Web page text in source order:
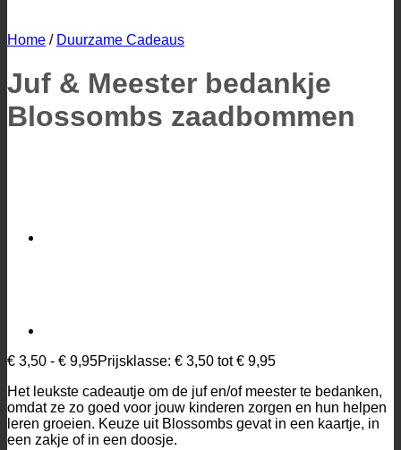
Home / Duurzame Cadeaus
Juf & Meester bedankje
Blossombs zaadbommen
€ 3,50 - € 9,95Prijsklasse: € 3,50 tot € 9,95
Het leukste cadeautje om de juf en/of meester te bedanken,
omdat ze zo goed voor jouw kinderen zorgen en hun helpen
leren groeien. Keuze uit Blossombs gevat in een kaartje, in
een zakje of in een doosje.